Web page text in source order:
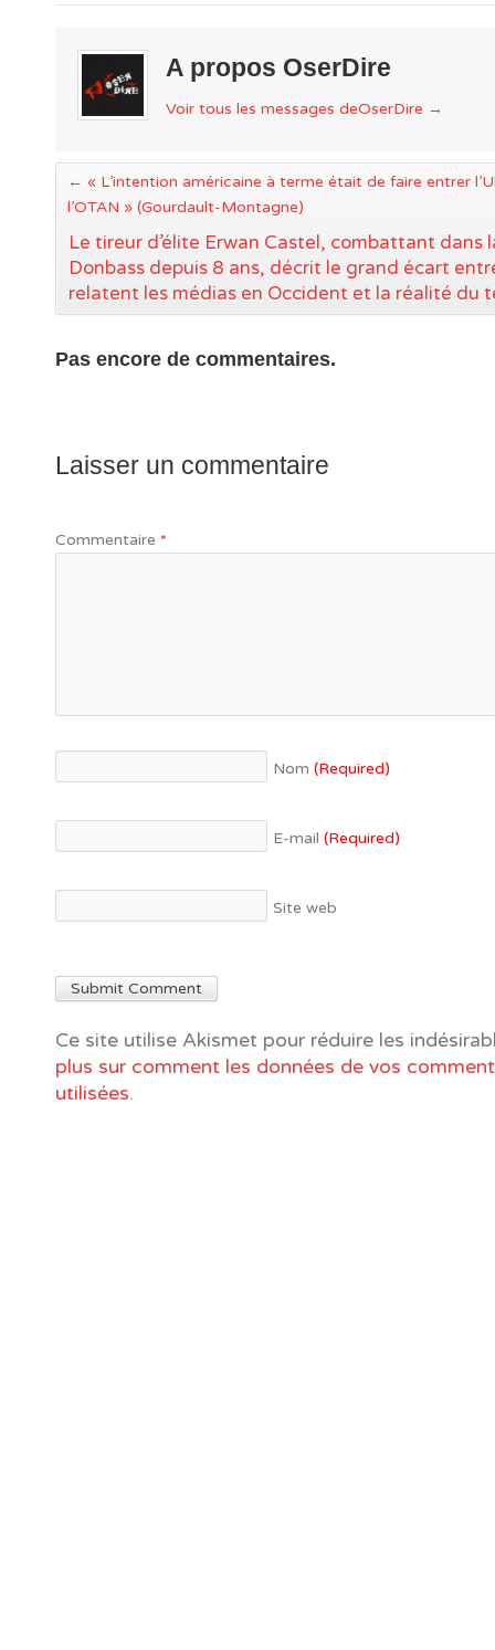
A propos OserDire
Voir tous les messages deOserDire →
← « L’intention américaine à terme était de faire entrer
l’OTAN » (Gourdault-Montagne)
Le tireur d’élite Erwan Castel, combattant dans
Donbass depuis 8 ans, décrit le grand écart
relatent les médias en Occident et la réalité du
Pas encore de commentaires.
Laisser un commentaire
Commentaire *
Nom (Required)
E-mail (Required)
Site web
Ce site utilise Akismet pour réduire les
plus sur comment les données de vos
utilisées.